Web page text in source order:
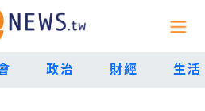
政治 財經 生活